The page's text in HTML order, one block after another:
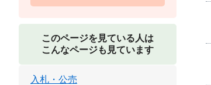
このページを見ている人は
こんなページも見ています
入札・公売